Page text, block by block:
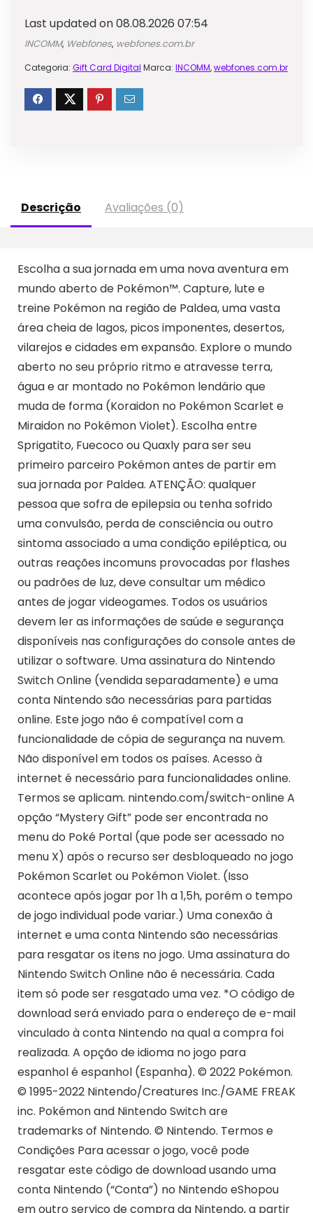
Last updated on 08.08.2026 07:54
INCOMM, Webfones, webfones.com.br
Categoria: Gift Card Digital Marca: INCOMM,webfones.com.br
Descrição Avaliações (0)
Escolha a sua jornada em uma nova aventura em
mundo aberto de Pokémon™. Capture, lute e
treine Pokémon na região de Paldea, uma vasta
área cheia de lagos, picos imponentes, desertos,
vilarejos e cidades em expansão. Explore o mundo
aberto no seu próprio ritmo e atravesse terra,
água e ar montado no Pokémon lendário que
muda de forma (Koraidon no Pokémon Scarlet e
Miraidon no Pokémon Violet). Escolha entre
Sprigatito, Fuecoco ou Quaxly para ser seu
primeiro parceiro Pokémon antes de partir em
sua jornada por Paldea. ATENÇÃO: qualquer
pessoa que sofra de epilepsia ou tenha sofrido
uma convulsão, perda de consciência ou outro
sintoma associado a uma condição epiléptica, ou
outras reações incomuns provocadas por flashes
ou padrões de luz, deve consultar um médico
antes de jogar videogames. Todos os usuários
devem ler as informações de saúde e segurança
disponíveis nas configurações do console antes de
utilizar o software. Uma assinatura do Nintendo
Switch Online (vendida separadamente) e uma
conta Nintendo são necessárias para partidas
online. Este jogo não é compatível com a
funcionalidade de cópia de segurança na nuvem.
Não disponível em todos os países. Acesso à
internet é necessário para funcionalidades online.
Termos se aplicam. nintendo.com/switch-online A
opção “Mystery Gift” pode ser encontrada no
menu do Poké Portal (que pode ser acessado no
menu X) após o recurso ser desbloqueado no jogo
Pokémon Scarlet ou Pokémon Violet. (Isso
acontece após jogar por 1h a 1,5h, porém o tempo
de jogo individual pode variar.) Uma conexão à
internet e uma conta Nintendo são necessárias
para resgatar os itens no jogo. Uma assinatura do
Nintendo Switch Online não é necessária. Cada
item só pode ser resgatado uma vez. *O código de
download será enviado para o endereço de e-mail
vinculado à conta Nintendo na qual a compra foi
realizada. A opção de idioma no jogo para
espanhol é espanhol (Espanha). © 2022 Pokémon.
© 1995-2022 Nintendo/Creatures Inc./GAME FREAK
inc. Pokémon and Nintendo Switch are
trademarks of Nintendo. © Nintendo. Termos e
Condições Para acessar o jogo, você pode
resgatar este código de download usando uma
conta Nintendo (“Conta”) no Nintendo eShopou
em outro serviço de compra da Nintendo, a partir